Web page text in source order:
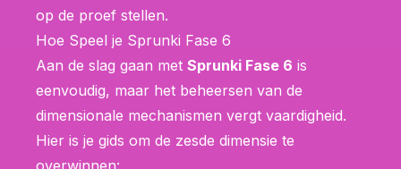
op de proef stellen.
Hoe Speel je Sprunki Fase 6
Aan de slag gaan met Sprunki Fase 6 is
eenvoudig, maar het beheersen van de
dimensionale mechanismen vergt vaardigheid.
Hier is je gids om de zesde dimensie te
overwinnen: